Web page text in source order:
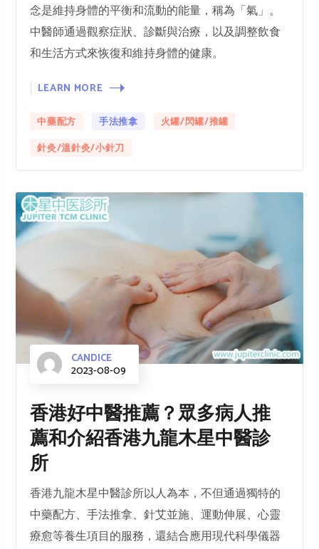
念是維持身體的平衡和流動的能量，稱為「氣」。
中醫師通過觀察症狀、診斷與治療，以及調整飲食
和生活方式來恢復和維持身體的健康。
LEARN MORE
中藥配方 手法推拿
火罐/閃罐/推罐
針灸/溫針灸/小針刀
CANDICE
2023-08-09
香港好中醫推薦？眾多病人推
薦和介紹香港九龍木星中醫診
所
香港九龍木星中醫診所以人為本，不但通過獨特的
中藥配方、手法推拿、針艾並施、運動伸展、心靈
療愈等養生項目的服務，還結合應用現代科學儀器